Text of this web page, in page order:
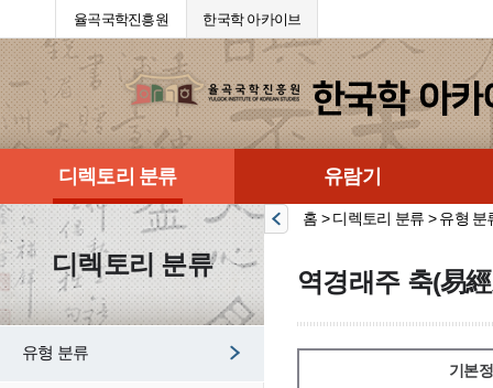
율곡국학진흥원 한국학 아카이브
디렉토리 분류 유람기
디렉토리 분류
유형 분류
홈 > 디렉토리 분류 > 유형 분
역경래주 축(易
기본